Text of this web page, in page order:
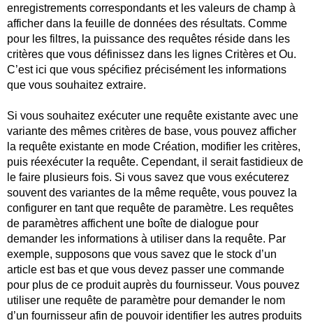
enregistrements correspondants et les valeurs de champ à
afficher dans la feuille de données des résultats. Comme
pour les filtres, la puissance des requêtes réside dans les
critères que vous définissez dans les lignes Critères et Ou.
C’est ici que vous spécifiez précisément les informations
que vous souhaitez extraire.
Si vous souhaitez exécuter une requête existante avec une
variante des mêmes critères de base, vous pouvez afficher
la requête existante en mode Création, modifier les critères,
puis réexécuter la requête. Cependant, il serait fastidieux de
le faire plusieurs fois. Si vous savez que vous exécuterez
souvent des variantes de la même requête, vous pouvez la
configurer en tant que requête de paramètre. Les requêtes
de paramètres affichent une boîte de dialogue pour
demander les informations à utiliser dans la requête. Par
exemple, supposons que vous savez que le stock d’un
article est bas et que vous devez passer une commande
pour plus de ce produit auprès du fournisseur. Vous pouvez
utiliser une requête de paramètre pour demander le nom
d’un fournisseur afin de pouvoir identifier les autres produits